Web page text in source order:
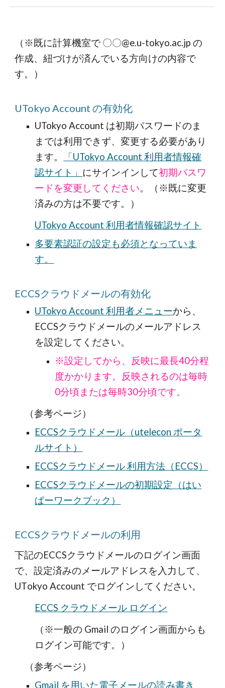
（※既に計算機室で 〇〇@e.u-tokyo.ac.jp の
作成、紐づけが済んでいる方向けの内容で
す。）
UTokyo Account の有効化
UTokyo Account は初期パスワードのま
までは利用できず、変更する必要があり
ます。
「UTokyo Account 利用者情報確
認サイト」 にサインインして初期パスワ
ードを変更してください。（※既に変更
済みの方は不要です。）
UTokyo Account 利用者情報確認サイト
多要素認証の設定も必須となっていま
す。
ECCSクラウドメールの有効化
UTokyo Account 利用者メニューから、
ECCSクラウドメールのメールアドレス
を設定してください。
※設定してから、反映に最長40分程
度かかります。反映されるのは毎時
0分頃または毎時30分頃です。
（参考ページ）
ECCSクラウドメール（utelecon ポータ
ルサイト）
ECCSクラウドメール 利用方法（ECCS）
ECCSクラウドメールの初期設定（はい
ぱーワークブック）
ECCSクラウドメールの利用
下記のECCSクラウドメールのログイン画面
で、設定済みのメールアドレスを入力して、
UTokyo Account でログインして ください。
ECCS クラウドメール ログイン
（※一般の Gmail のログイン画面からも
ログイン可能です。）
（参考ページ）
Gmail を用いた電子メールの読み書き